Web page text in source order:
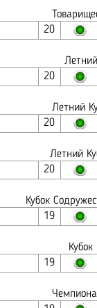
20
20
Летний
20
Летний
20
Кубок
19
19